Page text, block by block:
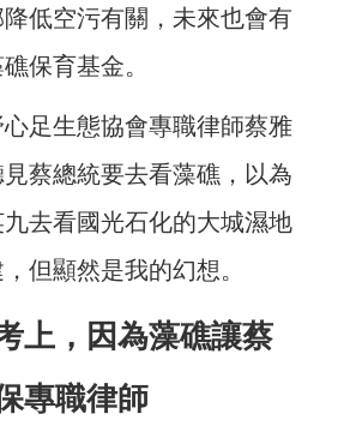
低空污有關，未來也會有
保育基金。
足生態協會專職律師蔡雅
蔡總統要去看藻礁，以為
去看國光石化的大城濕地
但顯然是我的幻想。
上，因為藻礁讓蔡
專職律師